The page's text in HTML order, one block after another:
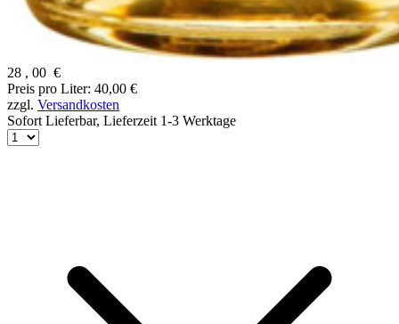
28 , 00 €
Preis pro Liter: 40,00 €
zzgl. Versandkosten
Sofort Lieferbar, Lieferzeit 1-3 Werktage